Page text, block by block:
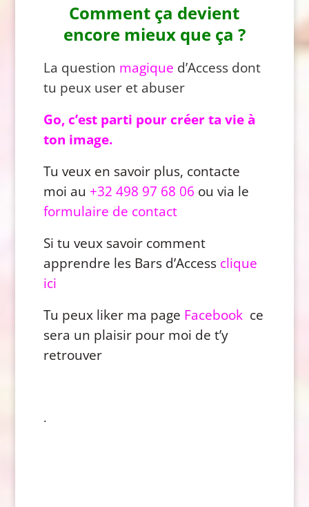
Comment ça devient
encore mieux que ça ?
La question magique d’Access dont
tu peux user et abuser
Go, c’est parti pour créer ta vie à
ton image.
Tu veux en savoir plus, contacte
moi au +32 498 97 68 06 ou via le
formulaire de contact
Si tu veux savoir comment
apprendre les Bars d’Accessclique
ici
Tu peux liker ma page Facebook ce
sera un plaisir pour moi de t’y
retrouver
.